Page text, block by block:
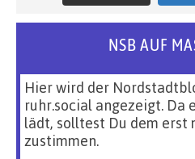
NSB AUF
Hier wird der
ruhr.social angezeigt. Da
lädt, solltest Du dem erst
zustimmen.